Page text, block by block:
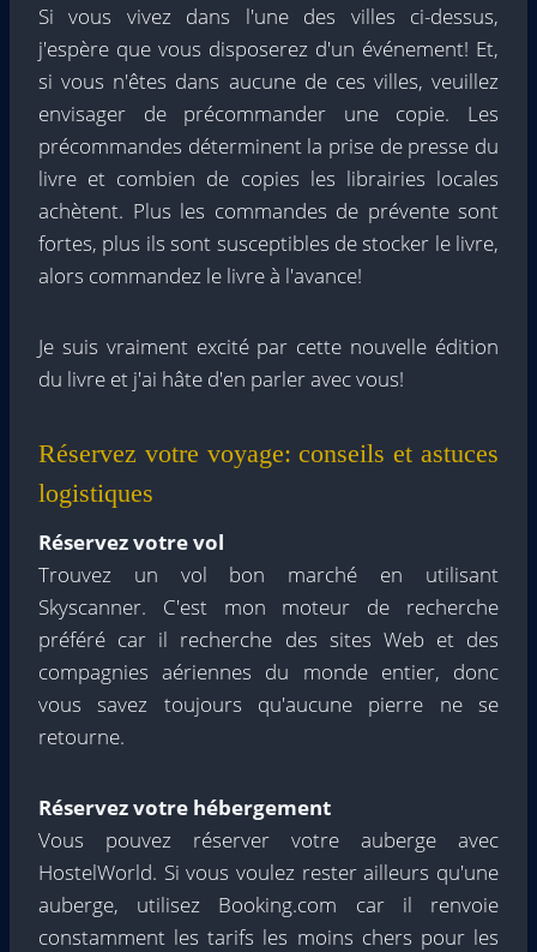
Si vous vivez dans l'une des villes ci-dessus,
j'espère que vous disposerez d'un événement! Et,
si vous n'êtes dans aucune de ces villes, veuillez
envisager de précommander une copie. Les
précommandes déterminent la prise de presse du
livre et combien de copies les librairies locales
achètent. Plus les commandes de prévente sont
fortes, plus ils sont susceptibles de stocker le livre,
alors commandez le livre à l'avance!
Je suis vraiment excité par cette nouvelle édition
du livre et j'ai hâte d'en parler avec vous!
Réservez votre voyage: conseils et astuces
logistiques
Réservez votre vol
Trouvez un vol bon marché en utilisant
Skyscanner. C'est mon moteur de recherche
préféré car il recherche des sites Web et des
compagnies aériennes du monde entier, donc
vous savez toujours qu'aucune pierre ne se
retourne.
Réservez votre hébergement
Vous pouvez réserver votre auberge avec
HostelWorld. Si vous voulez rester ailleurs qu'une
auberge, utilisez Booking.com car il renvoie
constamment les tarifs les moins chers pour les